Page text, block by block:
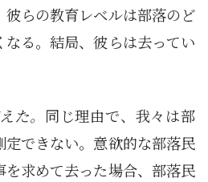
彼らの教育レベルは部落のど
る。結局、彼らは去ってい
た。 同じ理由で、我々は部
できない。意欲的な部落民
求めて去った場合、部落民